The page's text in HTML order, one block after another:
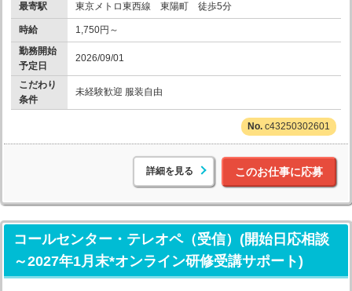
最寄駅 東京メトロ東西線 東陽町 徒歩5分
時給
1,750円～
勤務開始
予定日
2026/09/01
こだわり
条件
未経験歓迎 服装自由
c43250302601
詳細を見る このお仕事に応募
コールセンター・テレオペ（受信）(開始日応相談
～2027年1月末*オンライン研修受講サポート)